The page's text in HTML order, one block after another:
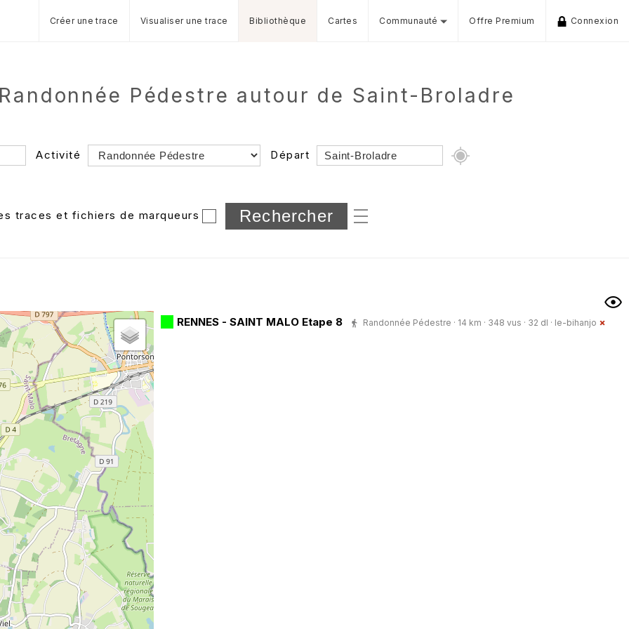
Créer une trace Visualiser une trace Bibliothèque Cartes Communauté Offre Premium Connexion
Pédestre autour de Saint-Broladre
Activité Départ
Dossier
et sous-dossiers
traces et fichiers de marqueurs
RENNES - SAINT MALO Etape 8 Randonnée Pédestre · 14 km · 348 vus · 32 dl · le-bihanjo